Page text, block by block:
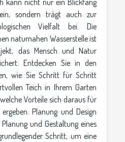
sondern trägt auch zur
Vielfalt bei. Die
naturnahen Wasserstelle ist
das Mensch und Natur
Entdecken Sie in den
wie Sie Schritt für Schritt
Teich in Ihrem Garten
Vorteile sich daraus für
Planung und Design
und Gestaltung eines
Schritt, um eine